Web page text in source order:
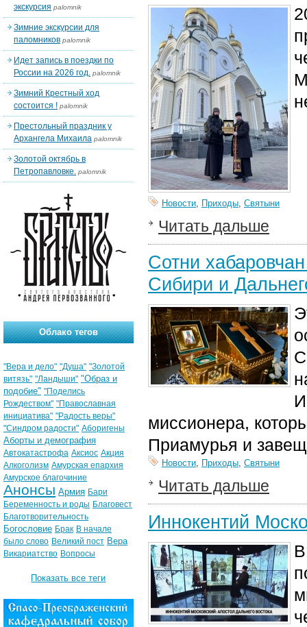
Новости, Приходы, Святыни
Читать дальше
Сотни
Сибири и
миссионера,
Приамурья и
Новости, Приходы, Святыни
Читать дальше
Иннокентий
экскурсия palomnik
Зимние экскурсии для
паломников palomnik
Идет запись в поездки по
России на 2026 год. palomnik
Зимний Крестный ход
состоится ! palomnik
Престольный праздник у
Архангела Михаила palomnik
Золотой октябрь в
Петропавловке. palomnik
Облако тегов
"Вера и дело" "Душа" "Золотой
витязь" "Ландыши" "Образ и
подобие" "Поделись
Рождеством" "Православная
инициатива" "Радость веры"
"Синдром радости" Аборигены
Аборты и демография
Автокатастрофа Аксиос Акция
Алкоголизм Амурская епархия
Амурское благочиние
Анонсы Армия Бари
Беременность и роды Благовест
Благотворительность
Богословие Брак В начале
было слово Великий пост Вера
Викариатство Вопросы
Показать все теги